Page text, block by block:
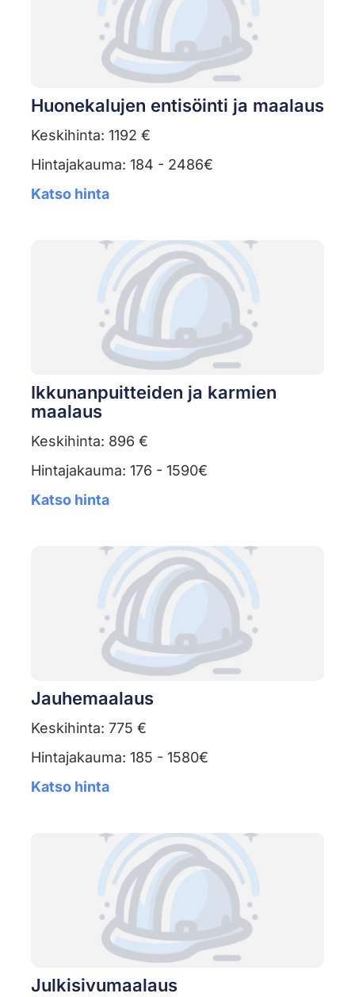
Huonekalujen entisöinti ja maalaus
Keskihinta: 1192 €
Hintajakauma: 184 - 2486€
Katso hinta
Ikkunanpuitteiden ja karmien
maalaus
Keskihinta: 896 €
Hintajakauma: 176 - 1590€
Katso hinta
Jauhemaalaus
Keskihinta: 775 €
Hintajakauma: 185 - 1580€
Katso hinta
Julkisivumaalaus